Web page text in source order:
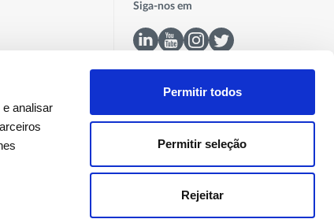
analisar
Permitir todos
Permitir seleção
Rejeitar
Siga-nos em
Contactos